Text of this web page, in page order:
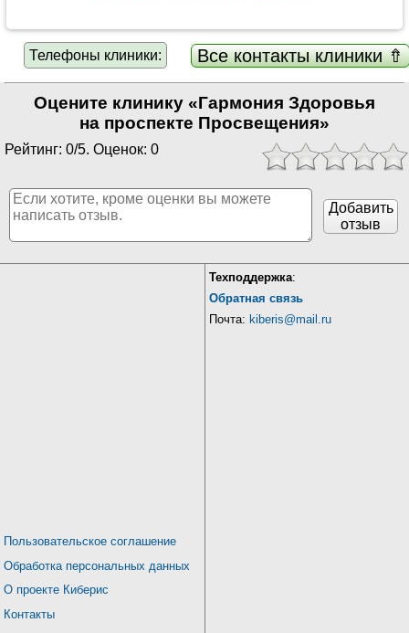
Телефоны клиники: Все контакты клиники ⇮
Оцените клинику «Гармония Здоровья
на проспекте Просвещения»
Рейтинг: 0/5. Оценок: 0
Добавить
отзыв
Пользовательское соглашение
Обработка персональных данных
О проекте Киберис
Контакты
Техподдержка:
Обратная связь
Почта: kiberis@mail.ru